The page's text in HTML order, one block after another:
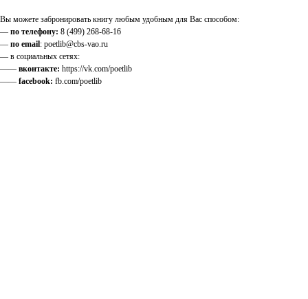
Вы можете забронировать книгу любым удобным для Вас способом:
— по телефону: 8 (499) 268-68-16
— по email: poetlib@cbs-vao.ru
— в социальных сетях:
—— вконтакте: https://vk.com/poetlib
—— facebook: fb.com/poetlib